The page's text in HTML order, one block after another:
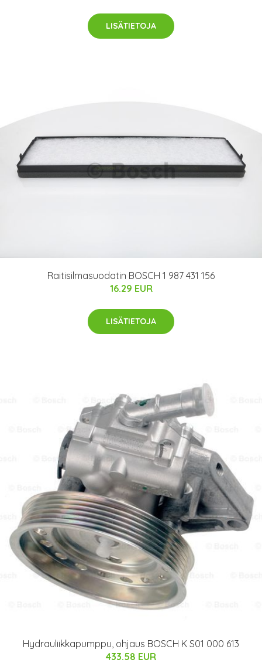
LISÄTIETOJA
Raitisilmasuodatin BOSCH 1 987 431 156
16.29 EUR
LISÄTIETOJA
Hydrauliikkapumppu, ohjaus BOSCH K S01 000 613
433.58 EUR